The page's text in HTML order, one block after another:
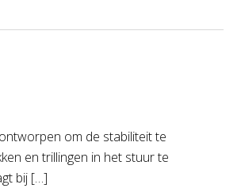
om de stabiliteit te
en trillingen in het stuur te
bij […]